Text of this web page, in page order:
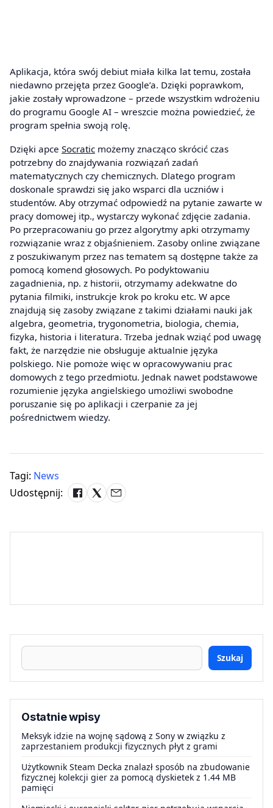
Aplikacja, która swój debiut miała kilka lat temu, została
niedawno przejęta przez Google’a. Dzięki poprawkom,
jakie zostały wprowadzone – przede wszystkim wdrożeniu
do programu Google AI – wreszcie można powiedzieć, że
program spełnia swoją rolę.
Dzięki apce Socratic możemy znacząco skrócić czas
potrzebny do znajdywania rozwiązań zadań
matematycznych czy chemicznych. Dlatego program
doskonale sprawdzi się jako wsparci dla uczniów i
studentów. Aby otrzymać odpowiedź na pytanie zawarte w
pracy domowej itp., wystarczy wykonać zdjęcie zadania.
Po przepracowaniu go przez algorytmy apki otrzymamy
rozwiązanie wraz z objaśnieniem. Zasoby online związane
z poszukiwanym przez nas tematem są dostępne także za
pomocą komend głosowych. Po podyktowaniu
zagadnienia, np. z historii, otrzymamy adekwatne do
pytania filmiki, instrukcje krok po kroku etc. W apce
znajdują się zasoby związane z takimi działami nauki jak
algebra, geometria, trygonometria, biologia, chemia,
fizyka, historia i literatura. Trzeba jednak wziąć pod uwagę
fakt, że narzędzie nie obsługuje aktualnie języka
polskiego. Nie pomoże więc w opracowywaniu prac
domowych z tego przedmiotu. Jednak nawet podstawowe
rozumienie języka angielskiego umożliwi swobodne
poruszanie się po aplikacji i czerpanie za jej
pośrednictwem wiedzy.
Tagi: News
Udostępnij:
Szukaj
Ostatnie wpisy
Meksyk idzie na wojnę sądową z Sony w związku z
zaprzestaniem produkcji fizycznych płyt z grami
Użytkownik Steam Decka znalazł sposób na zbudowanie
fizycznej kolekcji gier za pomocą dyskietek z 1.44 MB
pamięci